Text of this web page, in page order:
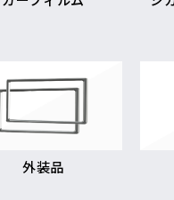
外装品